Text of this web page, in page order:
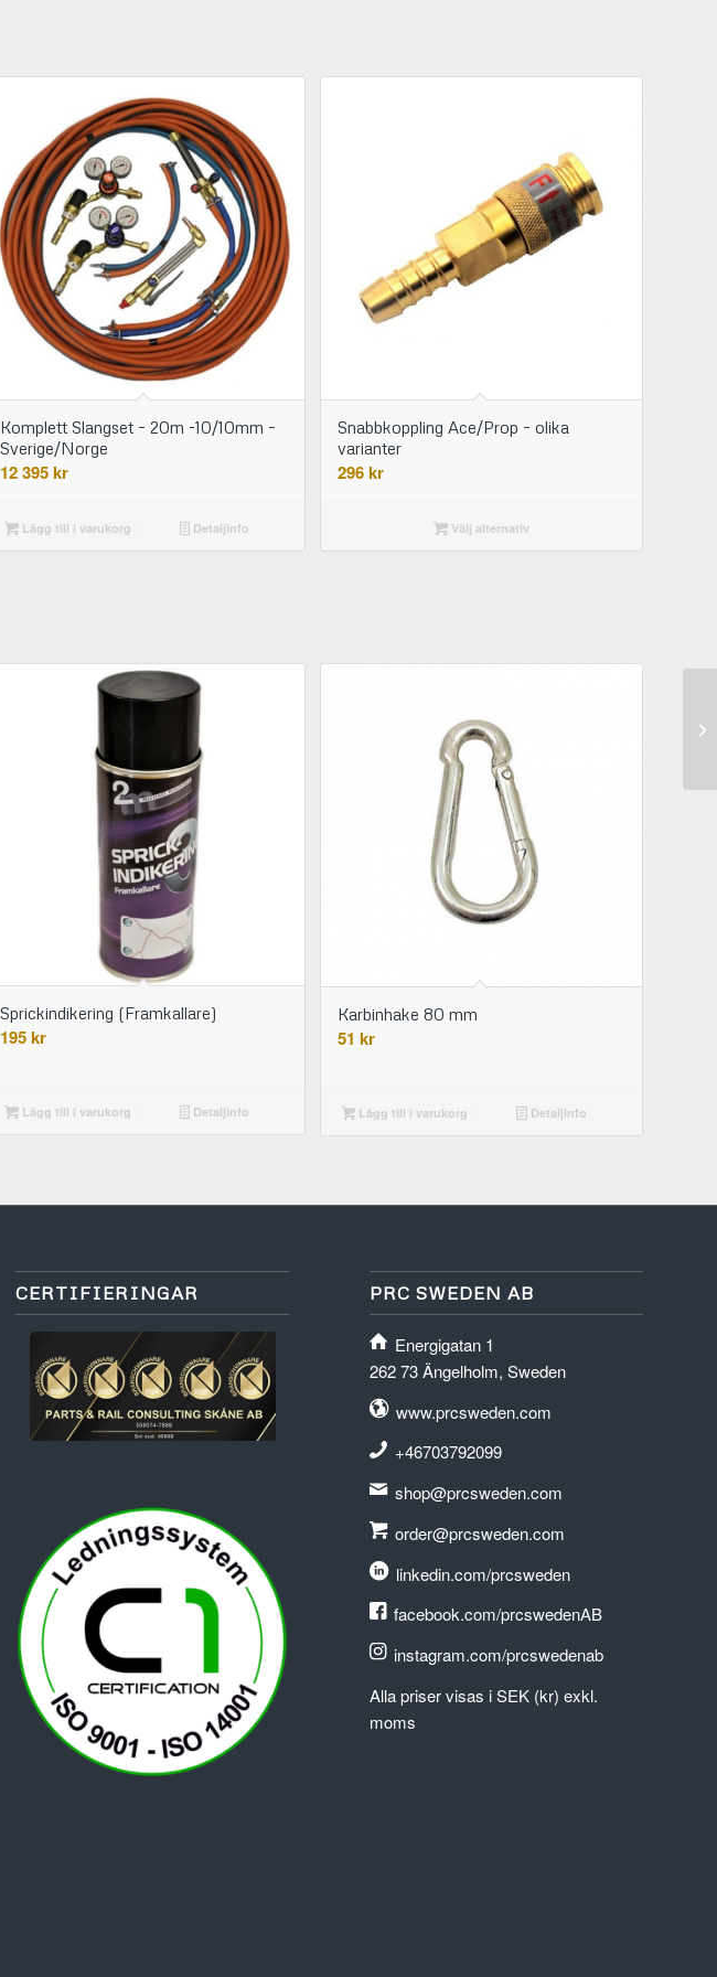
Komplett Slangset – 20m -10/10mm –
Sverige/Norge
12 395kr
Lägg till i varukorg Detaljinfo
Snabbkoppling Ace/Prop – olika
varianter
296kr
Välj alternativ
Sprickindikering (Framkallare)
195kr
Lägg till i varukorg Detaljinfo
Karbinhake 80 mm
51 kr
Lägg till i varukorg Detaljinfo
CERTIFIERINGAR PRC SWEDEN AB
Energigatan 1
262 73 Ängelholm, Sweden
www.prcsweden.com
+46703792099
shop@prcsweden.com
order@prcsweden.com
linkedin.com/prcsweden
facebook.com/prcswedenAB
instagram.com/prcswedenab
Alla priser visas i SEK (kr) exkl.
moms